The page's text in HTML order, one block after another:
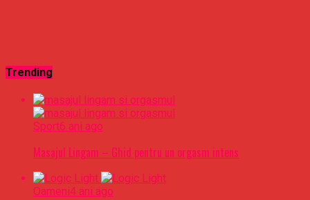
Trending
Sport6 ani ago
Masajul Lingam – Ghid pentru un orgasm intens
Oameni4 ani ago